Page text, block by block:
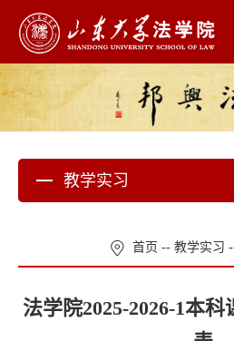
教学实习
首页 -- 教学实习
法学院2025-2026-1本